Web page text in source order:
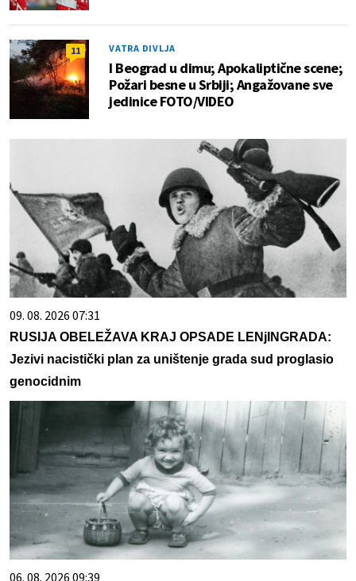
11 VATRA DIVLJA
I Beograd u dimu; Apokaliptične scene;
Požari besne u Srbiji; Angažovane sve
jedinice FOTO/VIDEO
09. 08. 2026 07:31
RUSIJA OBELEŽAVA KRAJ OPSADE LENjINGRADA:
Jezivi nacistički plan za uništenje grada sud proglasio
genocidnim
06. 08. 2026 09:39